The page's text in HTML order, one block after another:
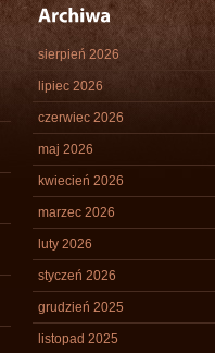
sierpień 2026
lipiec 2026
czerwiec 2026
maj 2026
kwiecień 2026
marzec 2026
luty 2026
styczeń 2026
grudzień 2025
listopad 2025